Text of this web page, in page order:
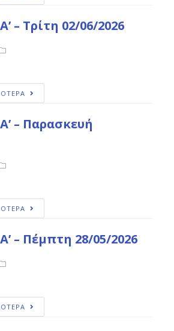
– Τρίτη 02/06/2026
– Παρασκευή
– Πέμπτη 28/05/2026